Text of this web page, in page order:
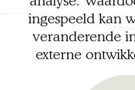
ingespeeld kan
veranderende
externe